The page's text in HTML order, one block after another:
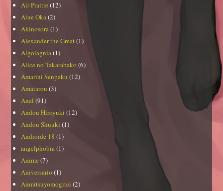
Air Praitre (12)
Aiue Oka(2)
Akinosora(1)
Alexander the Great(1)
Algolagnia(1)
Alice no Takarabako (6)
Amarini Senpaku (12)
Amatarou (3)
Anal (91)
Andou Hiroyuki (12)
Andou Shuuki (1)
Androide 18 (1)
angelphobia(1)
Anime (7)
Aniversario (1)
Anmitsuyomogitei (2)